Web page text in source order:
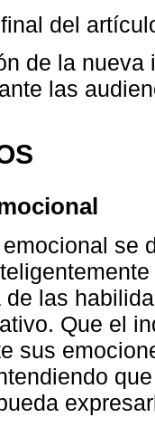
del
de la
las
se
de las
Que el
sus